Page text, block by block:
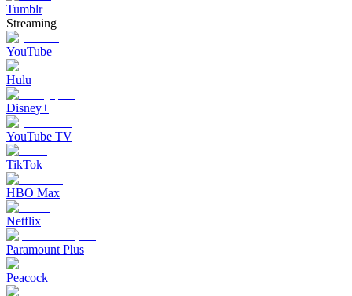
Tumblr
Streaming
YouTube
Hulu
Disney+
YouTube TV
TikTok
HBO Max
Netflix
Paramount Plus
Peacock